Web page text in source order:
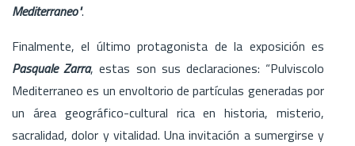
Mediterraneo".
Finalmente, el último protagonista de la exposición es
Pasquale Zarra, estas son sus declaraciones: “Pulviscolo
Mediterraneo es un envoltorio de partículas generadas por
un área geográfico-cultural rica en historia, misterio,
sacralidad, dolor y vitalidad. Una invitación a sumergirse y